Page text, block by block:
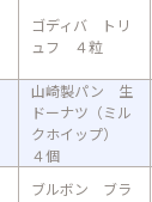
ゴディバ トリ
ュフ ４粒
山崎製パン 生
ドーナツ（ミル
クホイップ）
４個
ブルボン ブラ